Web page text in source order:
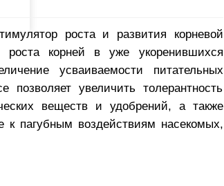
роста и развития корневой
корней в уже укоренившихся
усваиваемости питательных
увеличить толерантность
веществ и удобрений, а также
к пагубным воздействиям насекомых,